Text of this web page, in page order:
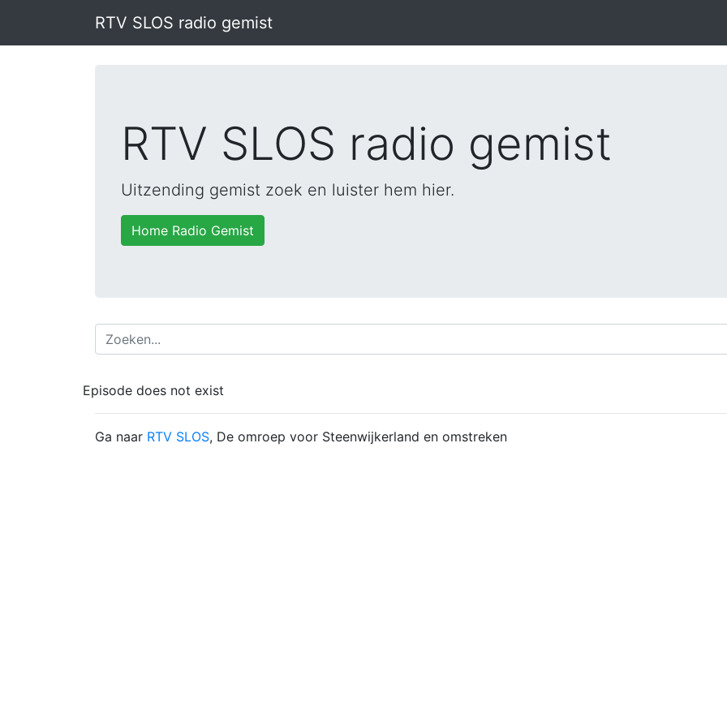
RTV SLOS radio gemist
RTV SLOS radio gemist
Uitzending gemist zoek en luister hem hier.
Home Radio Gemist
Episode does not exist
Ga naar RTV SLOS, De omroep voor Steenwijkerland en omstreken